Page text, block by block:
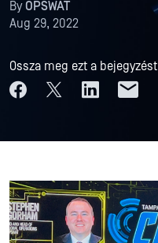
ByOPSWAT
Aug 29, 2022
Ossza meg ezt a bejegyzést